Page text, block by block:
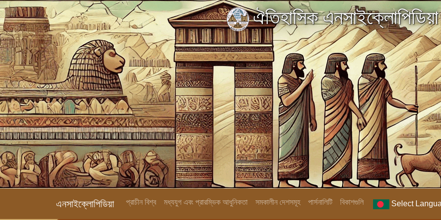
ঐতিহাসিক এনসাইক্লোপিডিয়া
এনসাইক্লোপিডিয়া প্রাচীন বিশ্ব মধ্যযুগ এবং প্রারম্ভিক আধুনিকতা সমকালীন দেশসমূহ পার্সনালিটি বিকাশগুলি Select